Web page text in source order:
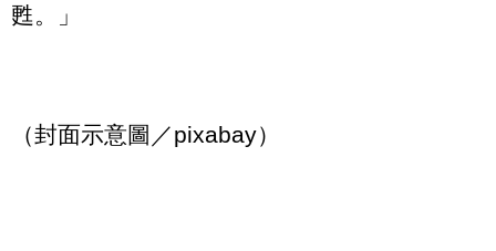
甦。」
（封面示意圖／pixabay）